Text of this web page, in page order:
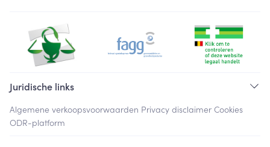
Juridische links
Algemene verkoopsvoorwaarden Privacy disclaimer Cookies
ODR-platform